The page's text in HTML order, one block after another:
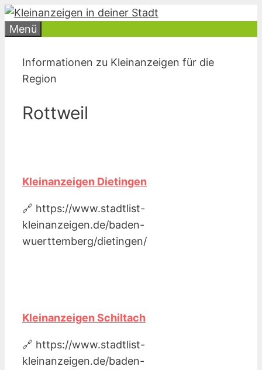
Zum
Inhalt
Menü
Informationen zu Kleinanzeigen für die
Region
Rottweil
Kleinanzeigen Dietingen
🔗 https://www.stadtlist-
kleinanzeigen.de/baden-
wuerttemberg/dietingen/
Kleinanzeigen Schiltach
🔗 https://www.stadtlist-
kleinanzeigen.de/baden-